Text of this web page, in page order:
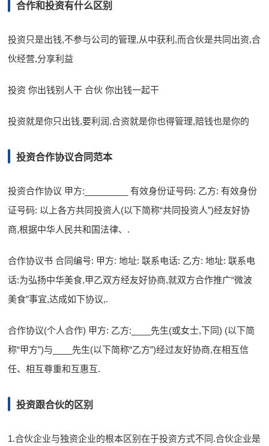
合作和投资有什么区别
投资只是出钱,不参与公司的管理,从中获利,而合伙是共同出资,合
伙经营,分享利益
投资 你出钱别人干 合伙 你出钱一起干
投资就是你只出钱,要利润.合资就是你也得管理,赔钱也是你的
投资合作协议合同范本
投资合作协议 甲方:_________ 有效身份证号码: 乙方: 有效身份
证号码: 以上各方共同投资人(以下简称“共同投资人”)经友好协
商,根据中华人民共和国法律、.
合作协议书 合同编号: 甲方: 地址: 联系电话: 乙方: 地址: 联系电
话:为弘扬中华美食,甲乙双方经友好协商,就双方合作推广“微波
美食”事宜,达成如下协议,.
合作协议(个人合作) 甲方: 乙方:____先生(或女士,下同) (以下简
称“甲方”)与____先生(以下简称“乙方”)经过友好协商,在相互信
任、相互尊重和互惠互.
投资跟合伙的区别
1.合伙企业与独资企业的根本区别在于投资方式不同.合伙企业是